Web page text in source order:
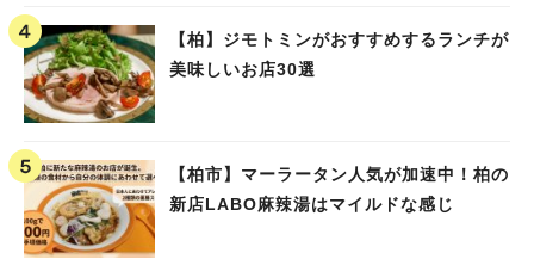
【柏】ジモトミンがおすすめするランチが
美味しいお店30選
【柏市】マーラータン人気が加速中！柏の
新店LABO麻辣湯はマイルドな感じ